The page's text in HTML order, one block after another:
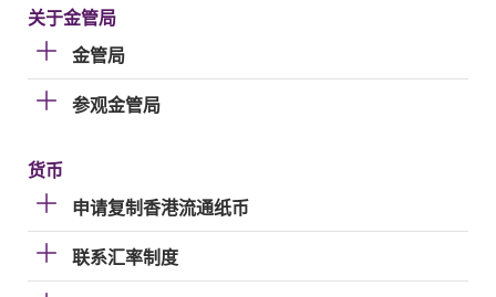
关于金管局
金管局
参观金管局
货币
申请复制香港流通纸币
联系汇率制度